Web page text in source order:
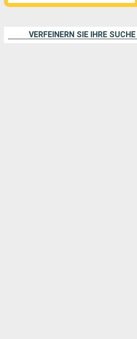
VERFEINERN SIE IHRE SUCHE